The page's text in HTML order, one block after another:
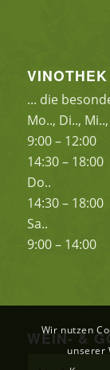
... die
Mo.., Di..,
9:00 – 12:00
14:30 – 18:00
Do..
14:30 – 18:00
Sa..
9:00 – 14:00
WEIN- &
Wir nutzen
unserer